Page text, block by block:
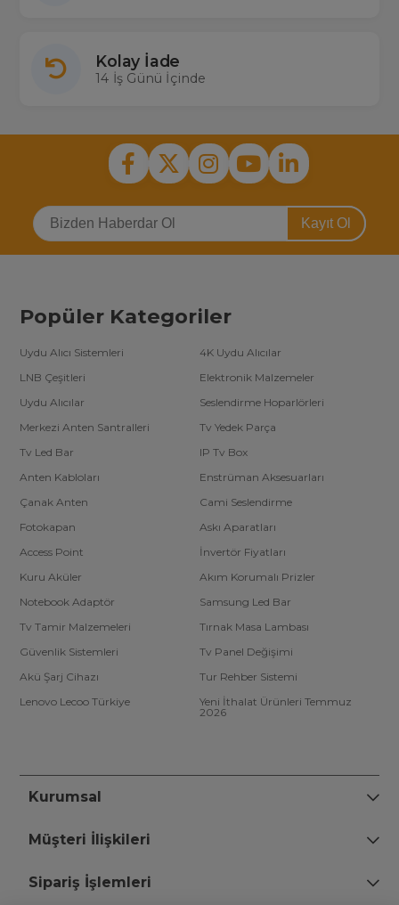
Kolay İade
14 İş Günü İçinde
Kayıt Ol
Popüler Kategoriler
Uydu Alıcı Sistemleri
4K Uydu Alıcılar
LNB Çeşitleri
Elektronik Malzemeler
Uydu Alıcılar
Seslendirme Hoparlörleri
Merkezi Anten Santralleri
Tv Yedek Parça
Tv Led Bar
IP Tv Box
Anten Kabloları
Enstrüman Aksesuarları
Çanak Anten
Cami Seslendirme
Fotokapan
Askı Aparatları
Access Point
İnvertör Fiyatları
Kuru Aküler
Akım Korumalı Prizler
Notebook Adaptör
Samsung Led Bar
Tv Tamir Malzemeleri
Tırnak Masa Lambası
Güvenlik Sistemleri
Tv Panel Değişimi
Akü Şarj Cihazı
Tur Rehber Sistemi
Lenovo Lecoo Türkiye
Yeni İthalat Ürünleri Temmuz
2026
Kurumsal
Müşteri İlişkileri
Sipariş İşlemleri